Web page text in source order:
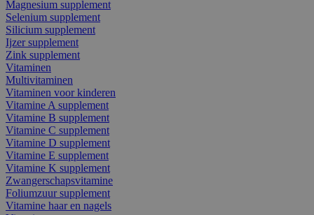
Magnesium supplement
Selenium supplement
Silicium supplement
Ijzer supplement
Zink supplement
Vitaminen
Multivitaminen
Vitaminen voor kinderen
Vitamine A supplement
Vitamine B supplement
Vitamine C supplement
Vitamine D supplement
Vitamine E supplement
Vitamine K supplement
Zwangerschapsvitamine
Foliumzuur supplement
Vitamine haar en nagels